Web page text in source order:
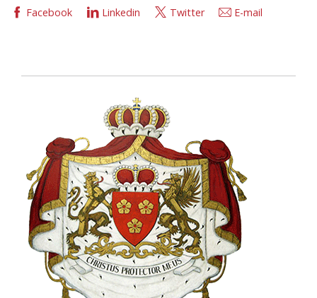
Facebook Linkedin Twitter E-mail